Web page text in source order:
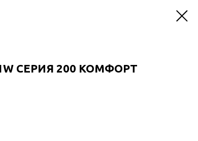
СЕРИЯ 200 КОМФОРТ